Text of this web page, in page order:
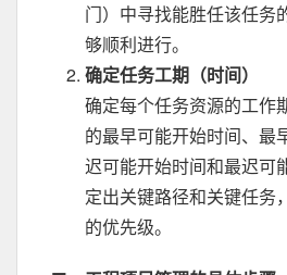
门）中寻找能胜任该任务
够顺利进行。
确定任务工期（时间）
确定每个任务资源的工作
的最早可能开始时间、最
迟可能开始时间和最迟可
定出关键路径和关键任务
的优先级。